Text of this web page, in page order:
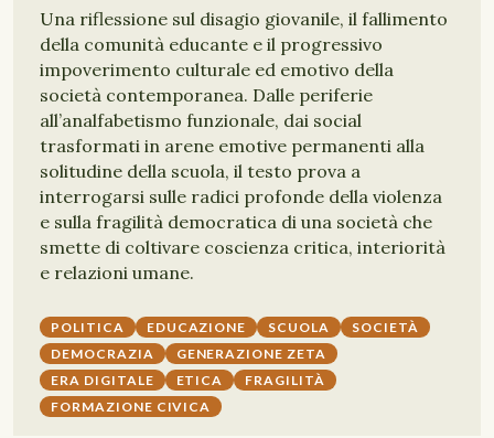
Una riflessione sul disagio giovanile, il fallimento
della comunità educante e il progressivo
impoverimento culturale ed emotivo della
società contemporanea. Dalle periferie
all’analfabetismo funzionale, dai social
trasformati in arene emotive permanenti alla
solitudine della scuola, il testo prova a
interrogarsi sulle radici profonde della violenza
e sulla fragilità democratica di una società che
smette di coltivare coscienza critica, interiorità
e relazioni umane.
POLITICA EDUCAZIONE SCUOLA
SOCIETÀ
DEMOCRAZIA
GENERAZIONE ZETA
ERA DIGITALE
ETICA
FRAGILITÀ
FORMAZIONE CIVICA